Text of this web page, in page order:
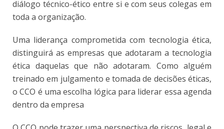
diálogo técnico-ético entre si e com seus colegas em
toda a organização.
Uma liderança comprometida com tecnologia ética,
distinguirá as empresas que adotaram a tecnologia
ética daquelas que não adotaram. Como alguém
treinado em julgamento e tomada de decisões éticas,
o CCO é uma escolha lógica para liderar essa agenda
dentro da empresa